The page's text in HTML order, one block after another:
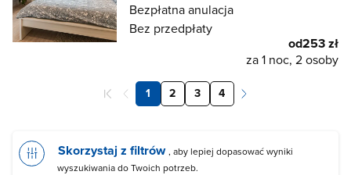
Bezpłatna anulacja
Bez przedpłaty
od253 zł
za 1 noc, 2 osoby
1 2 3 4
Skorzystaj z filtrów , aby lepiej dopasować wyniki
wyszukiwania do Twoich potrzeb.